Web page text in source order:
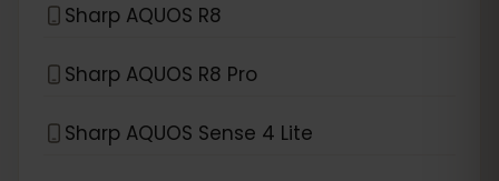
Sharp AQUOS R8
Sharp AQUOS R8 Pro
Sharp AQUOS Sense 4 Lite